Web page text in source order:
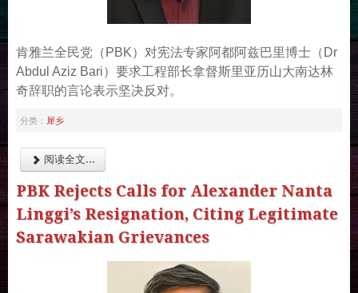
肯雅兰全民党（PBK）对宪法专家阿都阿兹巴里博士（Dr
Abdul Aziz Bari）要求工程部长拿督斯里亚历山大南达林
奇辞职的言论表示坚决反对。
分类： 犀乡
阅读全文...
PBK Rejects Calls for Alexander Nanta
Linggi’s Resignation, Citing Legitimate
Sarawakian Grievances